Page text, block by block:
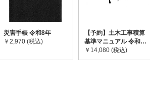
災害手帳 令和8年
￥2,970 (税込)
【予約】土木工事積算
基準マニュアル 令和8
年度版 ※2026年8月
下旬発売予定
￥14,080 (税込)